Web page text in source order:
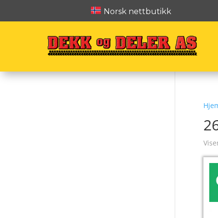
Norsk nettbutikk